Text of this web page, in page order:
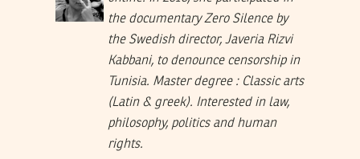
the documentary Zero Silence by
the Swedish director, Javeria Rizvi
Kabbani, to denounce censorship in
Tunisia. Master degree : Classic arts
(Latin & greek). Interested in law,
philosophy, politics and human
rights.